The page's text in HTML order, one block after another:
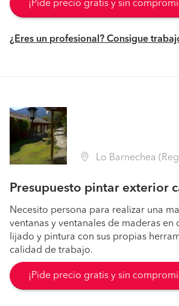
¡Pide precio gratis y sin
¿Eres un profesional? Consigue
Lo Barnechea (Región Metropolitana
Presupuesto pintar exterior
Necesito persona para realizar una
ventanas y ventanales de maderas en
lijado y pintura con sus propias
calidad de trabajo.
¡Pide precio gratis y sin